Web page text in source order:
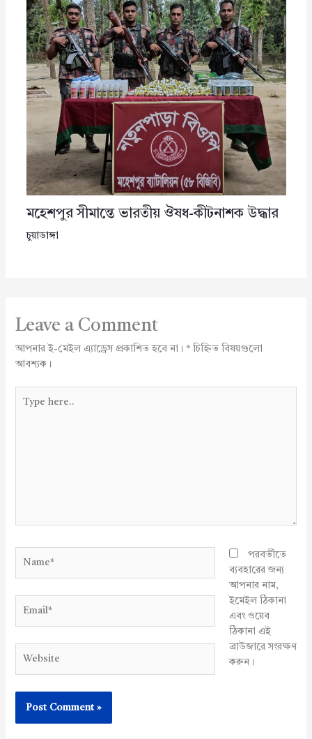
মহেশপুর সীমান্তে ভারতীয় ঔষধ-কীটনাশক উদ্ধার
চুয়াডাঙ্গা
Leave a Comment
আপনার ই-মেইল এ্যাড্রেস প্রকাশিত হবে না। *চিহ্নিত বিষয়গুলো
আবশ্যক।
here..
পরবর্তীতে
ব্যবহারের জন্য
আপনার নাম,
ইমেইল ঠিকানা
এবং ওয়েব
ঠিকানা এই
ব্রাউজারে সংরক্ষণ
করুন।